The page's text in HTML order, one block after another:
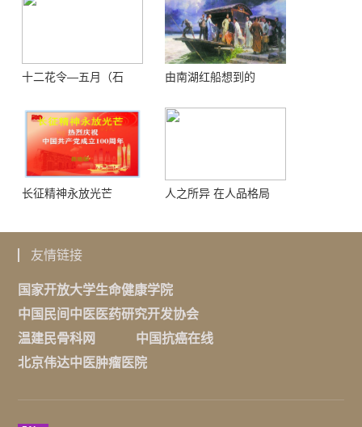
十二花令—五月（石
由南湖红船想到的
长征精神永放光芒 人之所异 在人品格局
友情链接
国家开放大学生命健康学院
中国民间中医医药研究开发协会
温建民骨科网
中国抗癌在线
北京伟达中医肿瘤医院